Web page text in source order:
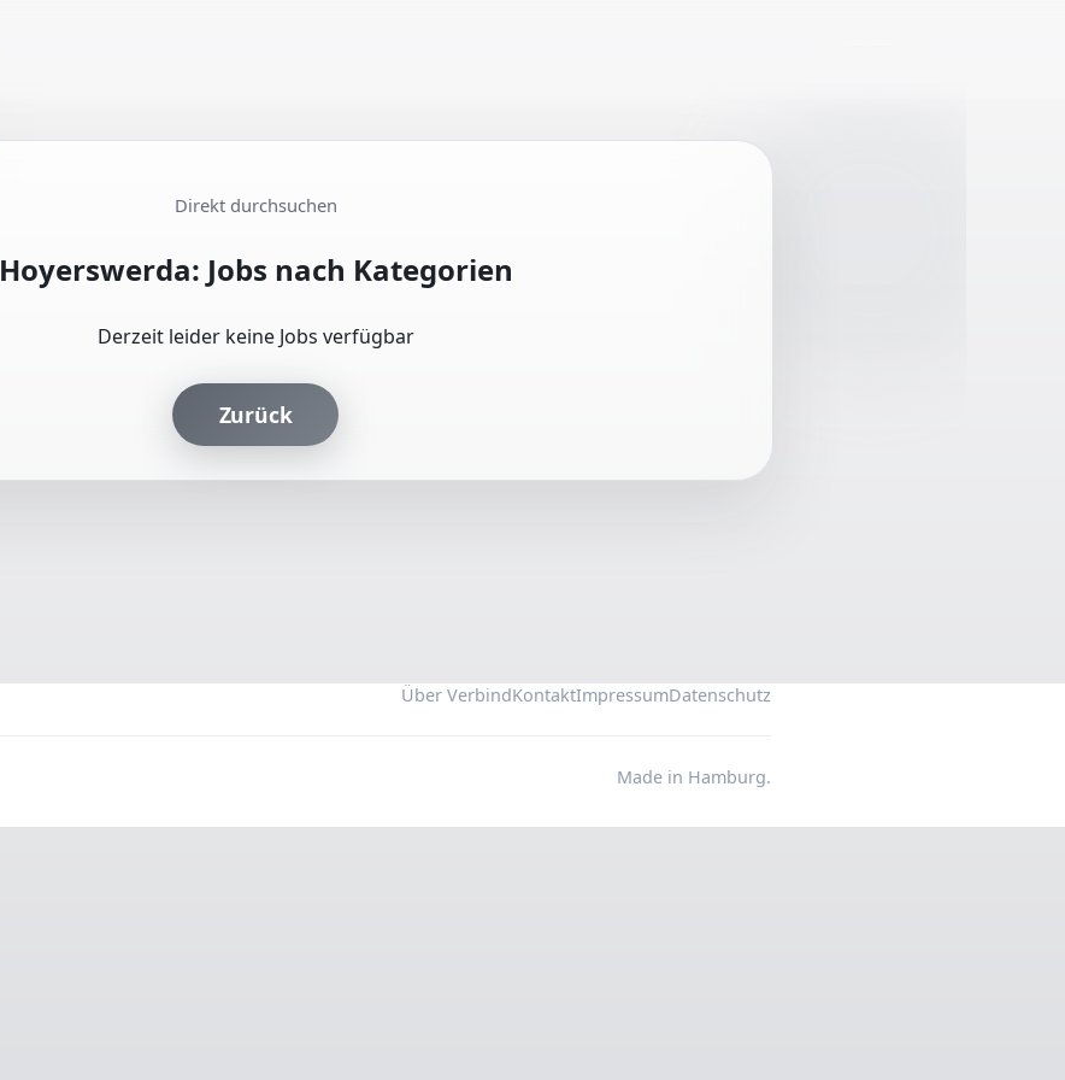
Direkt durchsuchen
Hoyerswerda: Jobs nach Kategorien
Derzeit leider keine Jobs verfügbar
Zurück
Über VerbindKontaktImpressumDatenschutz
Made in Hamburg.